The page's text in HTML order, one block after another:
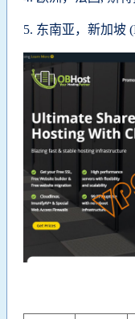
5. 东南亚， 新加坡